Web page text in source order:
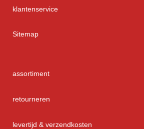
klantenservice
Sitemap
assortiment
retourneren
levertijd & verzendkosten